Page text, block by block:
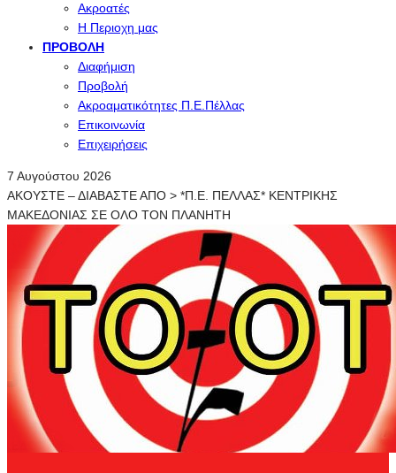
Ακροατές
Η Περιοχη μας
ΠΡΟΒΟΛΉ
Διαφήμιση
Προβολή
Ακροαματικότητες Π.Ε.Πέλλας
Επικοινωνία
Επιχειρήσεις
7 Αυγούστου 2026
ΑΚΟΥΣΤΕ – ΔΙΑΒΑΣΤΕ ΑΠΟ > *Π.Ε. ΠΕΛΛΑΣ* ΚΕΝΤΡΙΚΗΣ
ΜΑΚΕΔΟΝΙΑΣ ΣΕ ΟΛΟ ΤΟΝ ΠΛΑΝΗΤΗ